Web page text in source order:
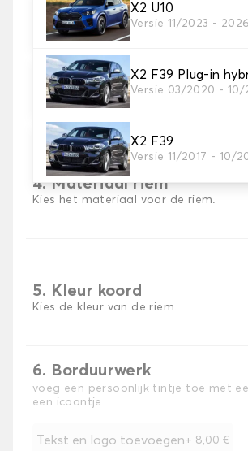
X2 U10
Versie 11/2023 - 2026
X2 F39 Plug-in
Versie 03/2020 - 10/
X2 F39
Versie 11/2017 - 10/
2. Materiaal
Kies het materiaal van uw
3. Tapijt kleuren
Kies de kleur van je tapijt kofferruimte.
4. Materiaal riem
Kies het materiaal voor de riem.
5. Kleur koord
Kies de kleur van de riem.
6. Borduurwerk
voeg een persoonlijk tintje toe met
een icoontje
Tekst en logo toevoegen+ 8,00 €